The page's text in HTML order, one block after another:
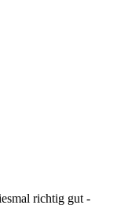
richtig gut -